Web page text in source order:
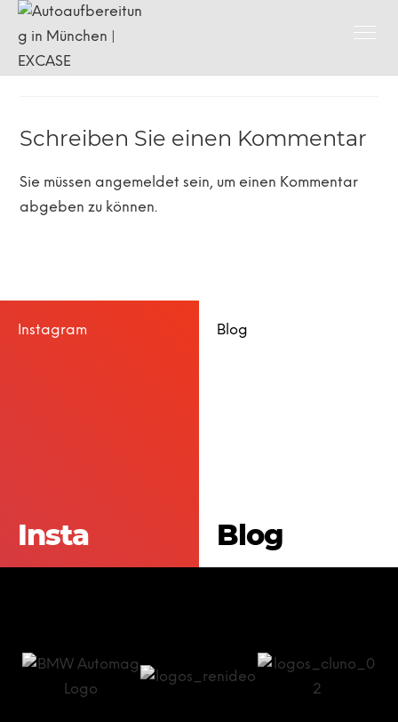
Schreiben Sie einen Kommentar
Sie müssen angemeldet sein, um einen Kommentar
abgeben zu können.
Instagram
Insta
Blog
Blog